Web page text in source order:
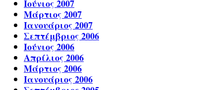
Ιούνιος 2007
Μάρτιος 2007
Ιανουάριος 2007
Σεπτέμβριος 2006
Ιούνιος 2006
Απρίλιος 2006
Μάρτιος 2006
Ιανουάριος 2006